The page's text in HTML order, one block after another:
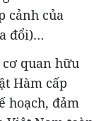
cảnh của
đổi)…
quan hữu
Hàm cấp
hoạch, đảm